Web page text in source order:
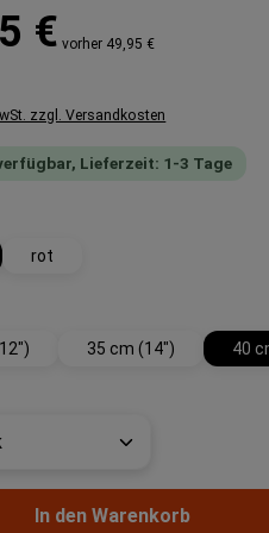
€ vorher 49,95 €
zzgl. Versandkosten
Lieferzeit: 1-3 Tage
rot
35 cm (14") 40
Anzahl: Gib den
In den Warenkorb